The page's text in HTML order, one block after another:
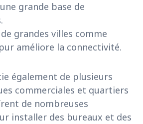
grande base de
grandes villes comme
améliore la connectivité.
également de plusieurs
commerciales et quartiers
de nombreuses
installer des bureaux et des